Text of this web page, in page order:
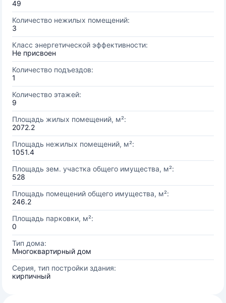
49
Количество нежилых помещений:
3
Класс энергетической эффективности:
Не присвоен
Количество подъездов:
1
Количество этажей:
9
Площадь жилых помещений, м²:
2072.2
Площадь нежилых помещений, м²:
1051.4
Площадь зем. участка общего имущества, м²:
528
Площадь помещений общего имущества, м²:
246.2
Площадь парковки, м²:
0
Тип дома:
Многоквартирный дом
Серия, тип постройки здания:
кирпичный